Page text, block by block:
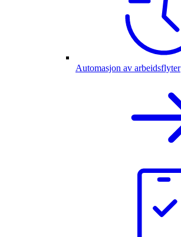
Automasjon av arbeidsflyter